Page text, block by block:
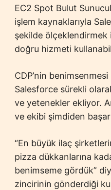
EC2 Spot Bulut
işlem kaynaklarıyla
şekilde
doğru hizmeti
CDP’nin
Salesforce sürekli
ve yetenekler ekliyor.
ve ekibi şimdiden
“En büyük ilaç
pizza dükkanlarına
benimseme gördük”
zincirinin gönderdiği